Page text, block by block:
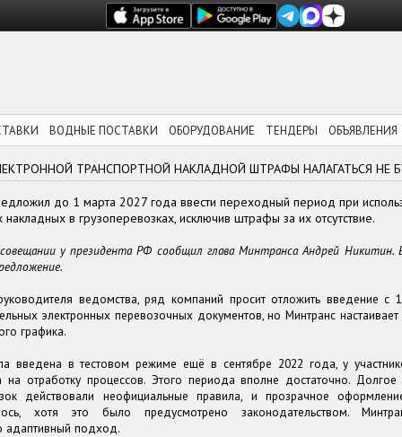
ВОДНЫЕ ПОСТАВКИ ОБОРУДОВАНИЕ ТЕНДЕРЫ ОБЪЯВЛЕНИЯ
ТРАНСПОРТНОЙ НАКЛАДНОЙ ШТРАФЫ НАЛАГАТЬСЯ НЕ
до 1 марта 2027 года ввести переходный период при
накладных в грузоперевозках, исключив штрафы за их отсутствие.
у президента РФ сообщил глава Минтранса Андрей Никитин.
ведомства, ряд компаний просит отложить введение с
электронных перевозочных документов, но Минтранс
графика.
введена в тестовом режиме ещё в сентябре 2022 года, у
на отработку процессов. Этого периода вполне достаточно.
действовали неофициальные правила, и прозрачное
хотя это было предусмотрено законодательством.
адаптивный подход.